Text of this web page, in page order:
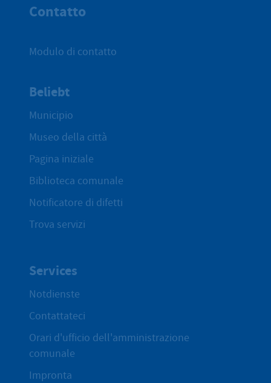
Contatto
Modulo di contatto
Beliebt
Municipio
Museo della città
Pagina iniziale
Biblioteca comunale
Notificatore di difetti
Trova servizi
Services
Notdienste
Contattateci
Orari d'ufficio dell'amministrazione
comunale
Impronta